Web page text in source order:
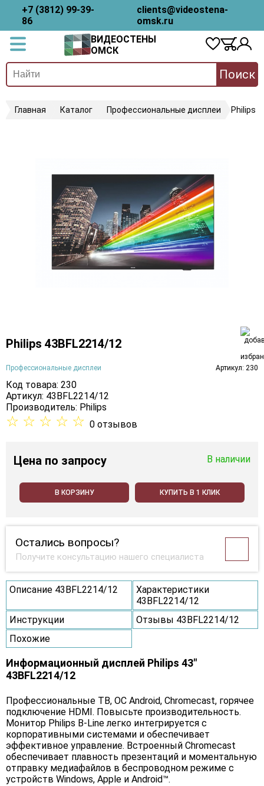
+7 (3812) 99-39-
86
clients@videostena-
omsk.ru
ВИДЕОСТЕНЫ
ОМСК
Поиск
Главная Каталог Профессиональные дисплеи Philips
Philips 43BFL2214/12
Профессиональные дисплеи Артикул: 230
Код товара: 230
Артикул: 43BFL2214/12
Производитель: Philips
☆ ☆ ☆ ☆ ☆ 0 отзывов
Цена по запросу В наличии
В КОРЗИНУ КУПИТЬ В 1 КЛИК
Остались вопросы?
Получите консультацию нашего специалиста
Описание 43BFL2214/12
Характеристики
43BFL2214/12
Инструкции
Отзывы 43BFL2214/12
Похожие
Информационный дисплей Philips 43"
43BFL2214/12
Профессиональные ТВ, ОС Android, Chromecast, горячее
подключение HDMI. Повысьте производительность.
Монитор Philips B-Line легко интегрируется с
корпоративными системами и обеспечивает
эффективное управление. Встроенный Chromecast
обеспечивает плавность презентаций и моментальную
отправку медиафайлов в беспроводном режиме с
устройств Windows, Apple и Android™.